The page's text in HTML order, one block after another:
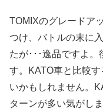
TOMIXのグレードア
つけ、バトルの末に
たが･･･逸品ですよ
す。KATO車と比較
いかもしれません。
ターンが多い気がし